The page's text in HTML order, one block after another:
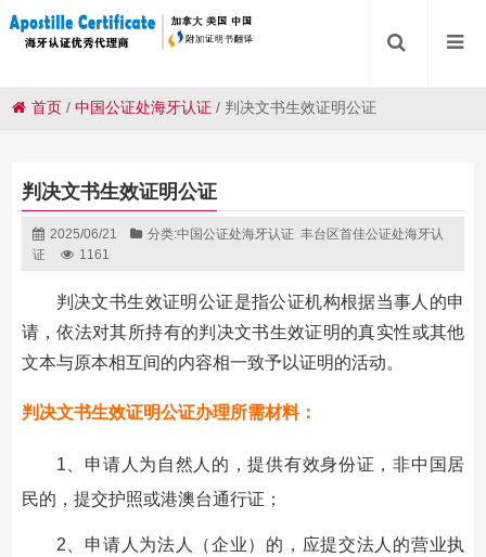
首页 /中国公证处海牙认证 / 判决文书生效证明公证
判决文书生效证明公证
2025/06/21 分类:中国公证处海牙认证 丰台区首佳公证处海牙认
证
1161
判决文书生效证明公证是指公证机构根据当事人的申
请，依法对其所持有的判决文书生效证明的真实性或其他
文本与原本相互间的内容相一致予以证明的活动。
判决文书生效证明公证办理所需材料：
1、申请人为自然人的，提供有效身份证，非中国居
民的，提交护照或港澳台通行证；
2、申请人为法人（企业）的，应提交法人的营业执